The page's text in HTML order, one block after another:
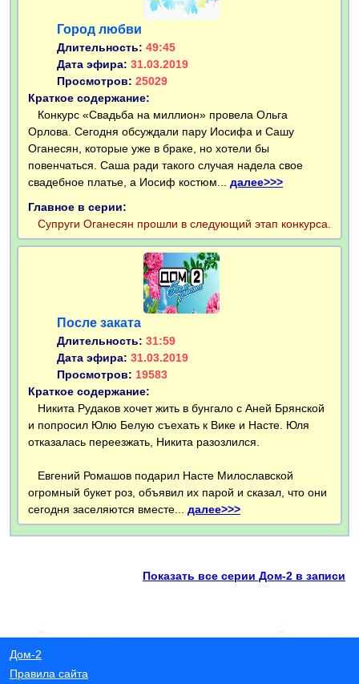
Город любви
Длительность: 49:45
Дата эфира: 31.03.2019
Просмотров: 25029
Краткое содержание:
Конкурс «Свадьба на миллион» провела Ольга
Орлова. Сегодня обсуждали пару Иосифа и Сашу
Оганесян, которые уже в браке, но хотели бы
повенчаться. Саша ради такого случая надела свое
свадебное платье, а Иосиф костюм... далее>>>
Главное в серии:
Супруги Оганесян прошли в следующий этап конкурса.
После заката
Длительность: 31:59
Дата эфира: 31.03.2019
Просмотров: 19583
Краткое содержание:
Никита Рудаков хочет жить в бунгало с Аней Брянской
и попросил Юлю Белую съехать к Вике и Насте. Юля
отказалась переезжать, Никита разозлился.
Евгений Ромашов подарил Насте Милославской
огромный букет роз, объявил их парой и сказал, что они
сегодня заселяются вместе... далее>>>
Показать все серии Дом-2 в записи
Дом-2
Правила сайта